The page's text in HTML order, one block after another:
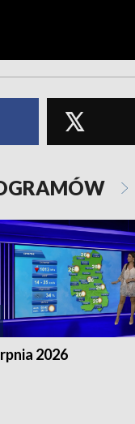
2026